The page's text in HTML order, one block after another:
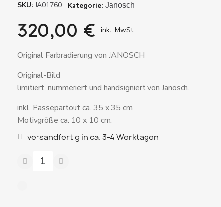
SKU JA01760 Kategorie Janosch
320,00 € inkl. MwSt.
Original Farbradierung von JANOSCH
Original-Bild
limitiert, nummeriert und handsigniert von Janosch.
inkl. Passepartout ca. 35 x 35 cm
Motivgröße ca. 10 x 10 cm.
versandfertig in ca. 3-4 Werktagen